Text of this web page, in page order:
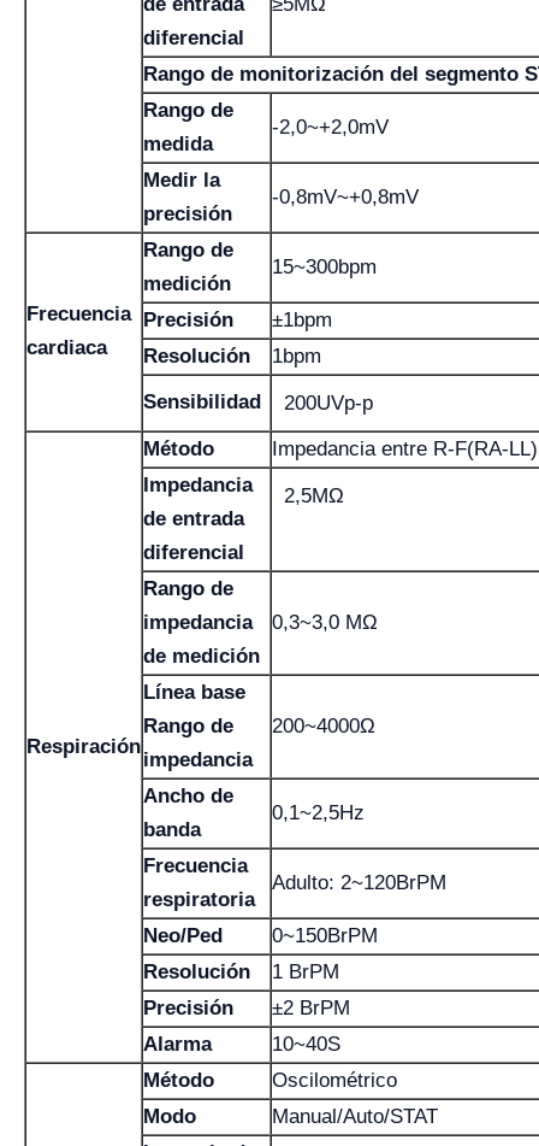
diferencial
Rango de monitorización del segmento
Rango de
medida
-2,0~+2,0mV
Medir la
precisión
-0,8mV~+0,8mV
Frecuencia
cardiaca
Rango de
medición
15~300bpm
Precisión
±1bpm
Resolución
1bpm
Sensibilidad
200UVp-p
Respiración
Método
Impedancia entre R-F(RA-LL)
Impedancia
de entrada
diferencial
2,5MΩ
Rango de
impedancia
de medición
0,3~3,0 MΩ
Línea base
Rango de
impedancia
200~4000Ω
Ancho de
banda
0,1~2,5Hz
Frecuencia
respiratoria
Adulto: 2~120BrPM
Neo/Ped
0~150BrPM
Resolución
1 BrPM
Precisión
±2 BrPM
Alarma
10~40S
Método
Oscilométrico
Modo
Manual/Auto/STAT